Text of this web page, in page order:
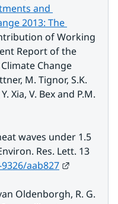
and
2013: The
till annan webbplats.
of Working
Report of the
Change
M. Tignor, S.K.
Xia, V. Bex and P.M.
waves under 1.5
Res. Lett. 13
aab827
Oldenborgh, R. G.